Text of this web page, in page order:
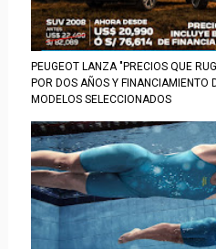
PEUGEOT LANZA "PRECIOS QUE
POR DOS AÑOS Y FINANCIAMIENTO
MODELOS SELECCIONADOS